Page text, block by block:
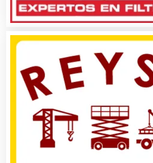
Conferencias Empresariales
Construcciones en General
Contadores